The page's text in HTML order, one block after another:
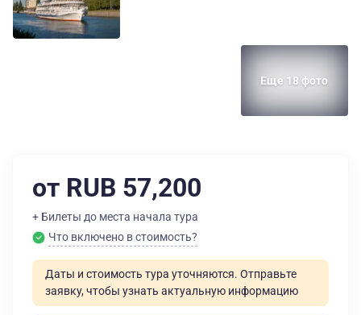
Еще 18 фото
от RUB 57,200
+ Билеты до места начала тура
Что включено в стоимость?
Даты и стоимость тура уточняются. Отправьте
заявку, чтобы узнать актуальную информацию